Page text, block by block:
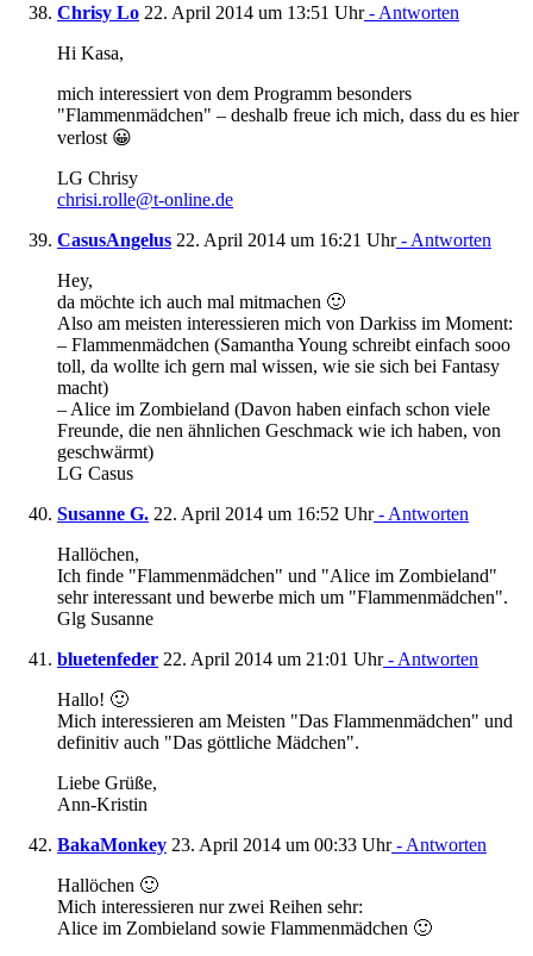
Chrisy Lo 22. April 2014 um 13:51 Uhr- Antworten
Hi Kasa,
mich interessiert von dem Programm besonders
"Flammenmädchen" – deshalb freue ich mich, dass du es hier
verlost 😀
LG Chrisy
chrisi.rolle@t-online.de
CasusAngelus 22. April 2014 um 16:21 Uhr- Antworten
Hey,
da möchte ich auch mal mitmachen 🙂
Also am meisten interessieren mich von Darkiss im Moment:
– Flammenmädchen (Samantha Young schreibt einfach sooo
toll, da wollte ich gern mal wissen, wie sie sich bei Fantasy
macht)
– Alice im Zombieland (Davon haben einfach schon viele
Freunde, die nen ähnlichen Geschmack wie ich haben, von
geschwärmt)
LG Casus
Susanne G. 22. April 2014 um 16:52 Uhr- Antworten
Hallöchen,
Ich finde "Flammenmädchen" und "Alice im Zombieland"
sehr interessant und bewerbe mich um "Flammenmädchen".
Glg Susanne
bluetenfeder 22. April 2014 um 21:01 Uhr- Antworten
Hallo! 🙂
Mich interessieren am Meisten "Das Flammenmädchen" und
definitiv auch "Das göttliche Mädchen".
Liebe Grüße,
Ann-Kristin
BakaMonkey 23. April 2014 um 00:33 Uhr- Antworten
Hallöchen 🙂
Mich interessieren nur zwei Reihen sehr:
Alice im Zombieland sowie Flammenmädchen 🙂